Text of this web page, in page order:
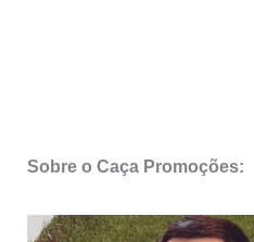
Sobre o Caça Promoções: